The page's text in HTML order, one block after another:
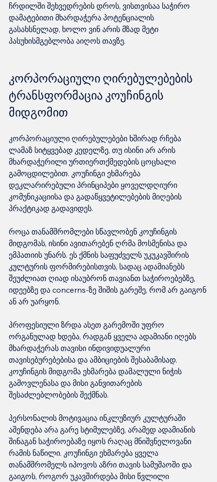
ჩრდილში შეხვედრების დროს, ვისთვისაა საჭირო
დამატებითი მხარდაჭერა პოტენციალის
გასახსნელად, ხოლო ვინ არის მზად მეტი
კორპორაციული ღირებულებების
ტრანსფორმაცია კოუჩინგის
მიდგომით
კორპორაციული ღირებულებები ხშირად რჩება
ლამაზ სიტყვებად კედელზე, თუ ისინი არ არის
მხარდაჭერილი ურთიერთქმედების ცოცხალი
გამოცდილებით. კოუჩინგი ეხმარება
დეკლარირებული პრინციპები ყოველდღიური
კომუნიკაციისა და გადაწყვეტილებების მიღების
პრაქტიკად გადავიდეს.
როცა თანამშრომლები სწავლობენ კოუჩინგის
მიდგომას, ისინი ავითარებენ ღრმა მოსმენისა და
ემპათიის უნარს. ეს ქმნის საფუძველს უკუკავშირის
კულტურის ფორმირებისთვის, სადაც ადამიანებს
შეუძლიათ ღიად ისაუბრონ თავიანთ საჭიროებებზე,
იდეებზე და concerns-ზე შიშის გარეშე, რომ არ გაიგონ
ან არ უარყონ.
პროფესიული ზრდა ასეთ გარემოში უფრო
ორგანულად ხდება, რადგან ყველა ადამიანი იღებს
მხარდაჭერას თავისი ინდივიდუალური
თავისებურებებისა და ამბიციების შესაბამისად.
კოუჩინგის მიდგომა ეხმარება დამალული ნიჭის
გამოვლენასა და მისი განვითარების
შესაძლებლობების შექმნას.
პერსონალის მოტივაცია ინკლუზიურ კულტურაში
აშენდება არა გარე სტიმულებზე, არამედ ადამიანის
შინაგან საჭიროებაზე იყოს რაღაც მნიშვნელოვანი
რამის ნაწილი. კოუჩინგი ეხმარება ყველა
თანამშრომელს იპოვოს აზრი თავის სამუშაოში და
გაიგოს, როგორ უკავშირდება მისი წვლილი